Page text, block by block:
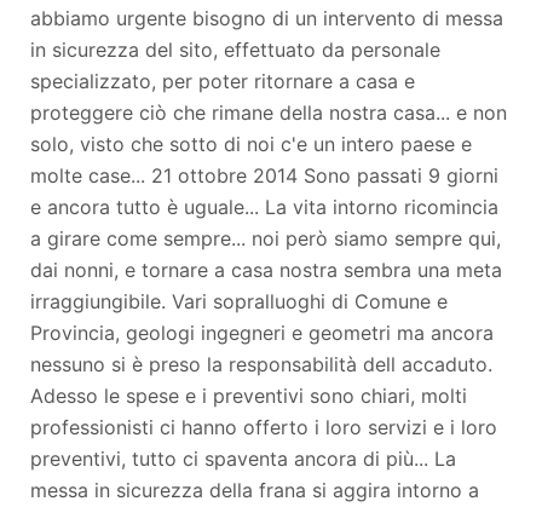
abbiamo urgente bisogno di un intervento di messa
in sicurezza del sito, effettuato da personale
specializzato, per poter ritornare a casa e
proteggere ciò che rimane della nostra casa... e non
solo, visto che sotto di noi c'e un intero paese e
molte case... 21 ottobre 2014 Sono passati 9 giorni
e ancora tutto è uguale... La vita intorno ricomincia
a girare come sempre... noi però siamo sempre qui,
dai nonni, e tornare a casa nostra sembra una meta
irraggiungibile. Vari sopralluoghi di Comune e
Provincia, geologi ingegneri e geometri ma ancora
nessuno si è preso la responsabilità dell accaduto.
Adesso le spese e i preventivi sono chiari, molti
professionisti ci hanno offerto i loro servizi e i loro
preventivi, tutto ci spaventa ancora di più... La
messa in sicurezza della frana si aggira intorno a